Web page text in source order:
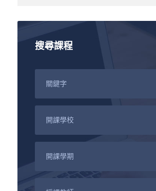
搜尋課程